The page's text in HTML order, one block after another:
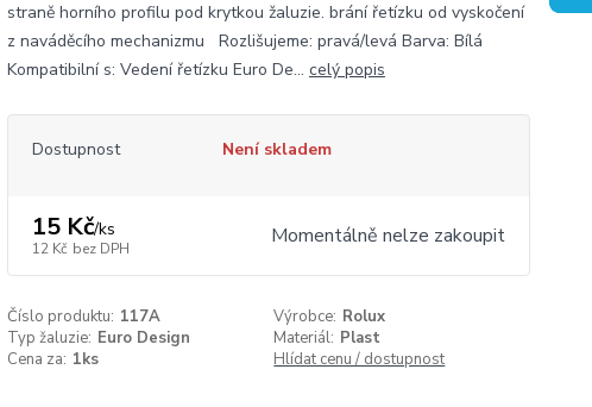
straně horního profilu pod krytkou žaluzie. brání řetízku od vyskočení
z naváděcího mechanizmu Rozlišujeme: pravá/levá Barva: Bílá
Kompatibilní s: Vedení řetízku Euro De... celý popis
Dostupnost Není skladem
15 Kč/ks
12 Kč bez DPH Momentálně nelze zakoupit
Číslo produktu: 117A Výrobce: Rolux
Typ žaluzie: Euro Design Materiál: Plast
Cena za: 1ks Hlídat cenu / dostupnost